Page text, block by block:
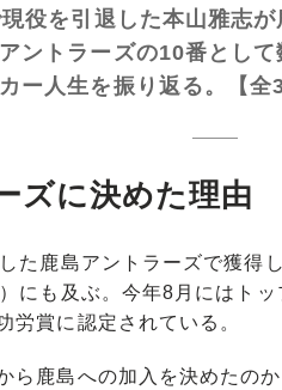
役を引退した本山雅志
ントラーズの10番とし
ー人生を振り返る。【全
ズに決めた理由
た鹿島アントラーズで獲得
にも及ぶ。今年8月にはト
労賞に認定されている。
鹿島への加入を決めたのか